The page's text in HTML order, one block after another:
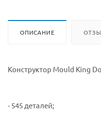
ОПИСАНИЕ
Конструктор Mould King
- 545 деталей;